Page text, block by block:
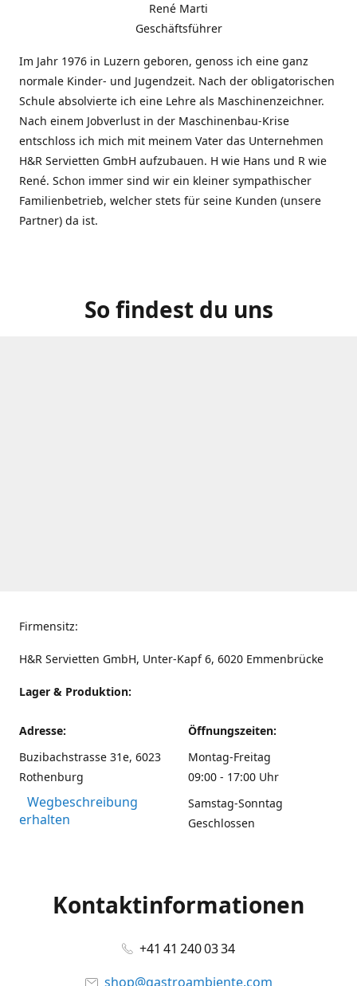
René Marti
Geschäftsführer
Im Jahr 1976 in Luzern geboren, genoss ich eine ganz
normale Kinder- und Jugendzeit. Nach der obligatorischen
Schule absolvierte ich eine Lehre als Maschinenzeichner.
Nach einem Jobverlust in der Maschinenbau-Krise
entschloss ich mich mit meinem Vater das Unternehmen
H&R Servietten GmbH aufzubauen. H wie Hans und R wie
René. Schon immer sind wir ein kleiner sympathischer
Familienbetrieb, welcher stets für seine Kunden (unsere
Partner) da ist.
So findest du uns
Firmensitz:
H&R Servietten GmbH, Unter-Kapf 6, 6020 Emmenbrücke
Lager & Produktion:
Adresse:
Buzibachstrasse 31e, 6023
Rothenburg
Wegbeschreibung
erhalten
Öffnungszeiten:
Montag-Freitag
09:00 - 17:00 Uhr
Samstag-Sonntag
Geschlossen
Kontaktinformationen
+41 41 240 03 34
shop@gastroambiente.com